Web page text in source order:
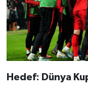
Hedef: Dünya